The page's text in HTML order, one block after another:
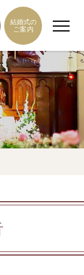
結婚式の
ご案内